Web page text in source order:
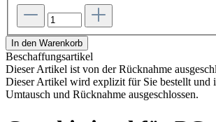
In den Warenkorb
Beschaffungsartikel
Dieser Artikel ist von der Rücknahme
Dieser Artikel wird explizit für Sie bestellt und
Umtausch und Rücknahme ausgeschlossen.